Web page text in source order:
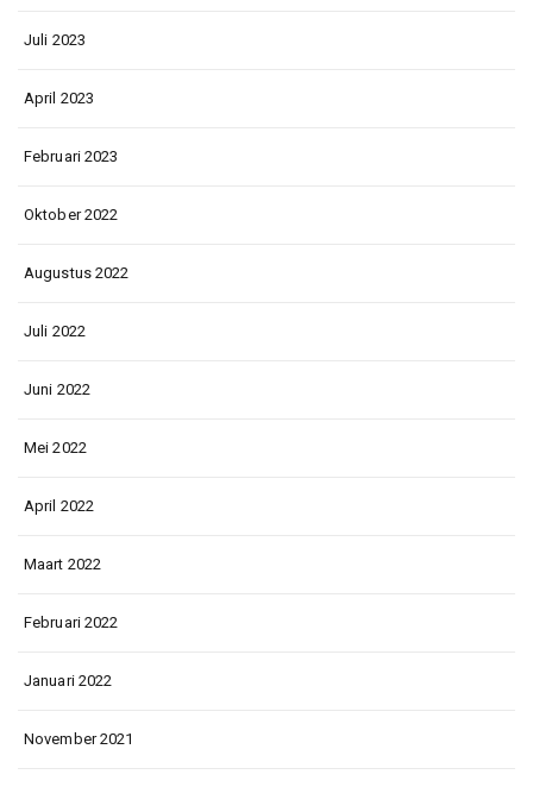
Juli 2023
April 2023
Februari 2023
Oktober 2022
Augustus 2022
Juli 2022
Juni 2022
Mei 2022
April 2022
Maart 2022
Februari 2022
Januari 2022
November 2021